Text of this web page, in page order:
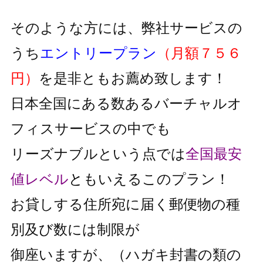
そのような方には、弊社サービスの
うちエントリープラン
（月額７５６
円） を是非ともお薦め致します！
日本全国にある数あるバーチャルオ
フィスサービスの中でも
リーズナブルという点では全国最安
値レベルと もいえるこのプラン！
お貸しする住所宛に届く郵便物の種
別及び数には制限が
御座いますが、
（ハガキ封書の類の